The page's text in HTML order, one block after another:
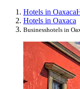
Hotels in Oaxaca
Hotels in Oaxaca
Businesshotels in